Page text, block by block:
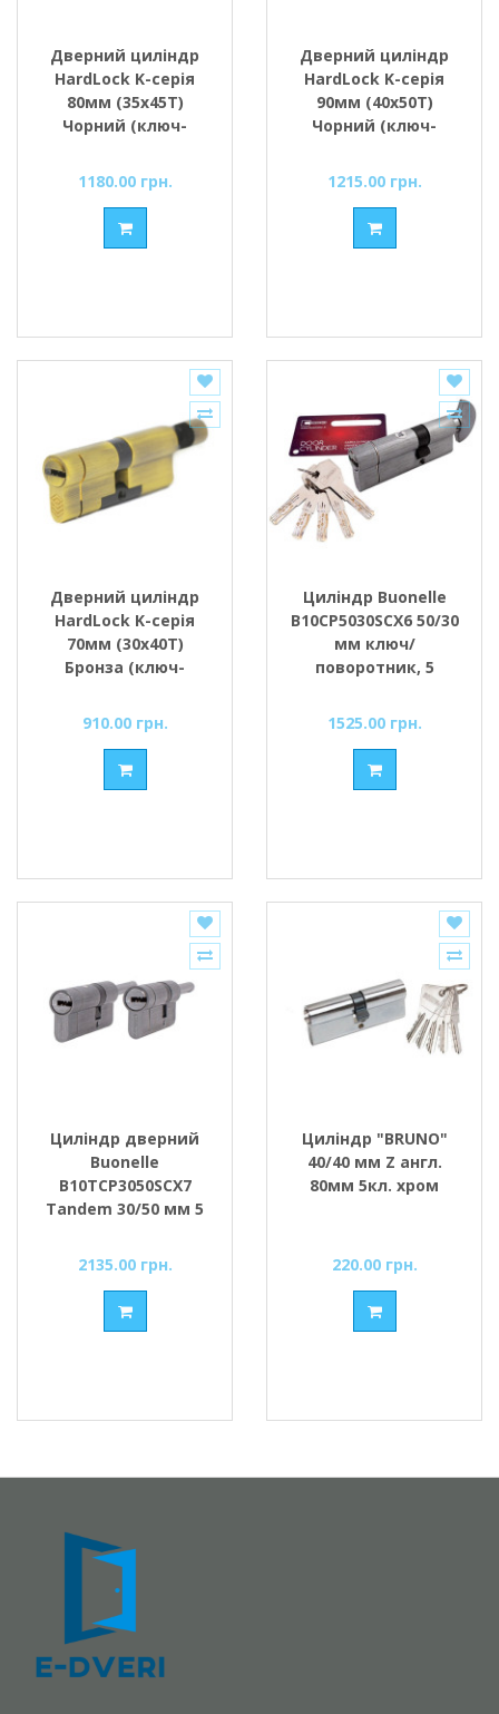
Дверний циліндр
HardLock K-серія
80мм (35х45Т)
Чорний (ключ-
1180.00 грн.
Дверний циліндр
HardLock K-серія
90мм (40х50Т)
Чорний (ключ-
1215.00 грн.
Дверний циліндр
HardLock K-серія
70мм (30х40Т)
Бронза (ключ-
910.00 грн.
Циліндр Buonellе
B10CP5030SCX6 50/30
мм ключ/
поворотник, 5
монтажний ключ,
хром матовий
1525.00 грн.
Циліндр дверний
Buonellе
B10TCP3050SCX7
Tandem 30/50 мм 5
монтажних, ключ/
шток, хром
матовий
2135.00 грн.
Циліндр "ВRUNO"
40/40 мм Z англ.
80мм 5кл. хром
220.00 грн.